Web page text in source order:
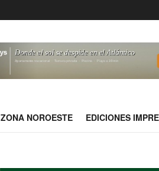
ZONA NOROESTE EDICIONES